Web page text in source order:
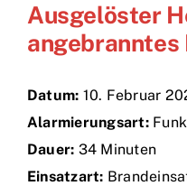
Bürgerinfo
Technik
Ausgelöster
angebranntes
Datum: 10. Februar
Alarmierungsart:
Dauer: 34 Minuten
Einsatzart: